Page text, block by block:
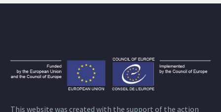
This website was created with the support of the action